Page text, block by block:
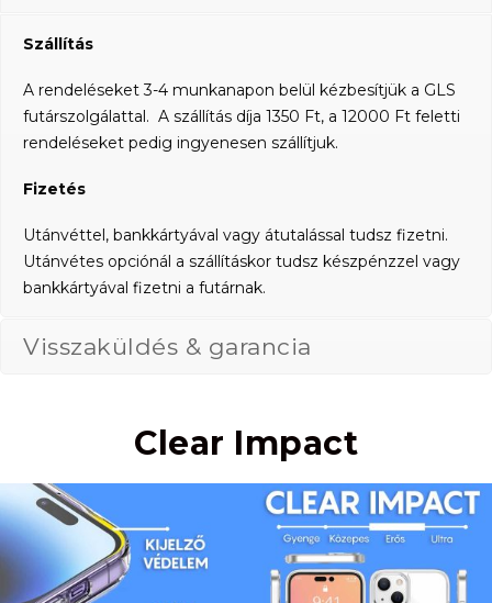
Szállítás
A rendeléseket 3-4 munkanapon belül kézbesítjük a GLS
futárszolgálattal. A szállítás díja 1350 Ft, a 12000 Ft feletti
rendeléseket pedig ingyenesen szállítjuk.
Fizetés
Utánvéttel, bankkártyával vagy átutalással tudsz fizetni.
Utánvétes opciónál a szállításkor tudsz készpénzzel vagy
bankkártyával fizetni a futárnak.
Visszaküldés & garancia
Clear Impact